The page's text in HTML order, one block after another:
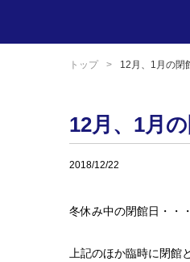
トップ 12月、1月の閉
12月、1月
2018/12/22
冬休み中の閉館日・・
上記のほか臨時に閉館